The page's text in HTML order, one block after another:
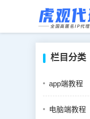
栏目分类
app端教程
电脑端教程